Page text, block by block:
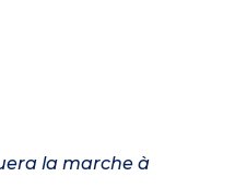
la marche à